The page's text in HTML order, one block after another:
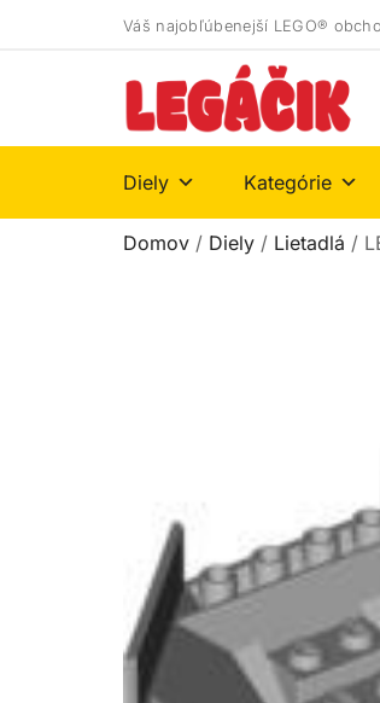
Váš najobľúbenejší LEGO®
Diely Kategórie
Domov / Diely / Lietadlá /